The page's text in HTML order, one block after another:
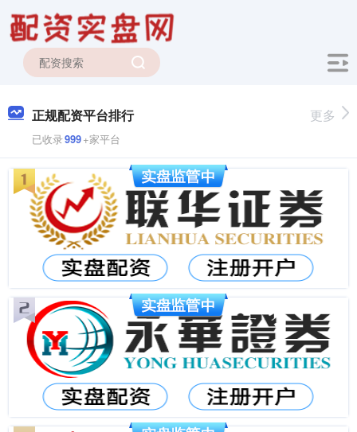
正规配资平台排行
已收录999+家平台
更多